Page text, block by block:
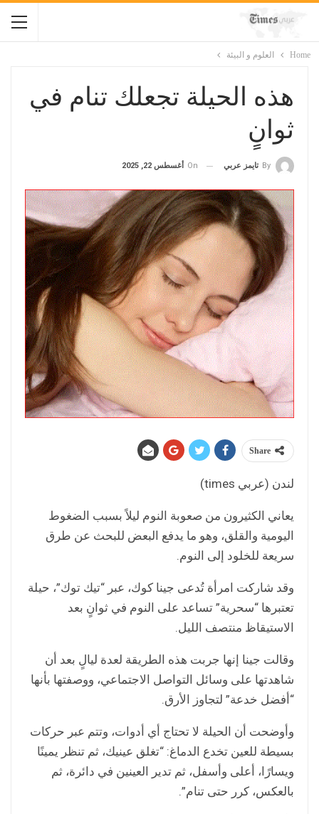
Home العلوم و البيئة
هذه الحيلة تجعلك تنام في
ثوانٍ
By تايمز عربي On أغسطس 22, 2025
Share
لندن (عربي times)
يعاني الكثيرون من صعوبة النوم ليلاً بسبب الضغوط
اليومية والقلق، وهو ما يدفع البعض للبحث عن طرق
سريعة للخلود إلى النوم.
وقد شاركت امرأة تُدعى جينا كوك، عبر “تيك توك”، حيلة
تعتبرها “سحرية” تساعد على النوم في ثوانٍ بعد
الاستيقاظ منتصف الليل.
وقالت جينا إنها جربت هذه الطريقة لعدة ليالٍ بعد أن
شاهدتها على وسائل التواصل الاجتماعي، ووصفتها بأنها
“أفضل خدعة” لتجاوز الأرق.
وأوضحت أن الحيلة لا تحتاج أي أدوات، وتتم عبر حركات
بسيطة للعين تخدع الدماغ: “تغلق عينيك، ثم تنظر يمينًا
ويسارًا، أعلى وأسفل، ثم تدير العينين في دائرة، ثم
بالعكس، كرر حتى تنام”.